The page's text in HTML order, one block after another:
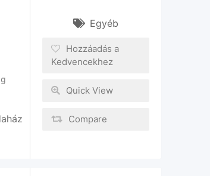
Egyéb
Hozzáadás a
Kedvencekhez
Quick View
Compare